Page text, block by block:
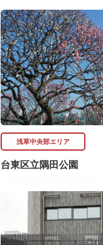
浅草中央部エリア
台東区立隅田公園